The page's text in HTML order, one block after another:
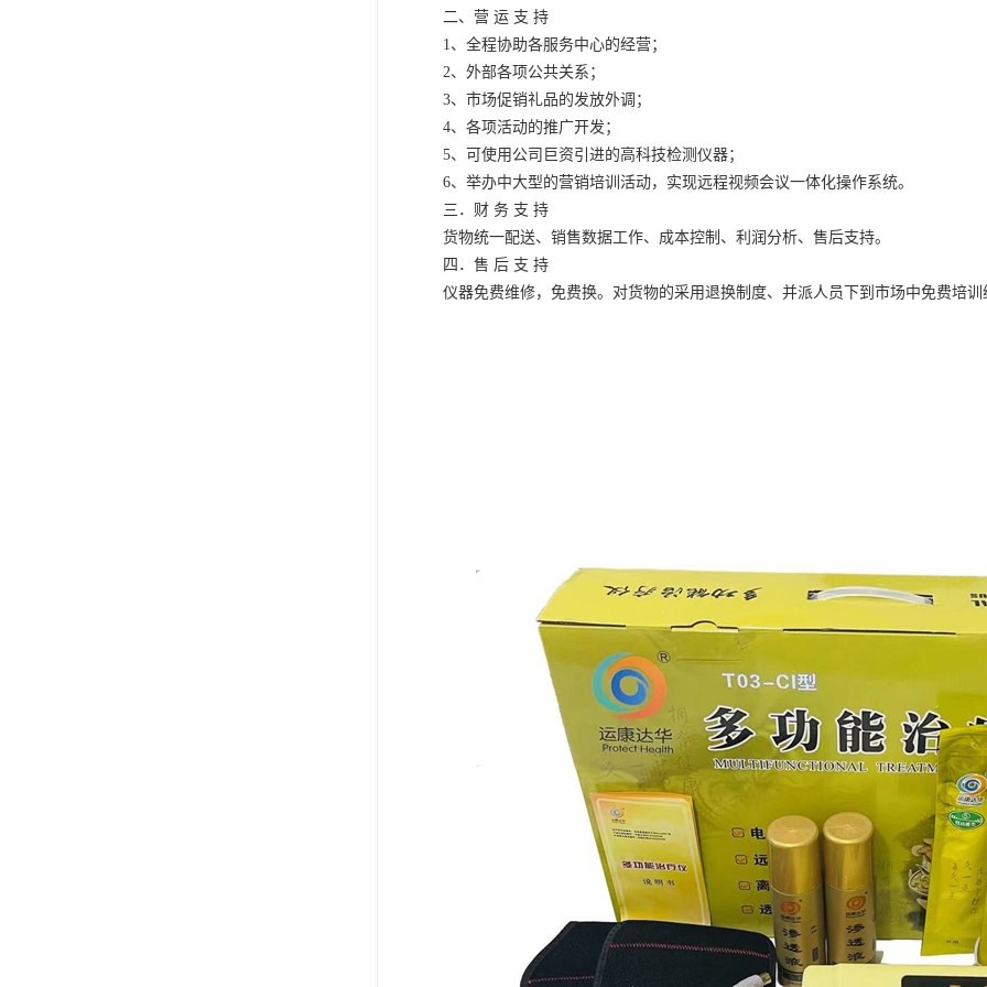
二、营 运 支 持
1、全程协助各服务中心的经营；
2、外部各项公共关系；
3、市场促销礼品的发放外调；
4、各项活动的推广开发；
5、可使用公司巨资引进的高科技检测仪器；
6、举办中大型的营销培训活动，实现远程视频会议一体化操作系统。
三．财 务 支 持
货物统一配送、销售数据工作、成本控制、利润分析、售后支持。
四．售 后 支 持
仪器免费维修，免费换。对货物的采用退换制度、并派人员下到市场中免费培训